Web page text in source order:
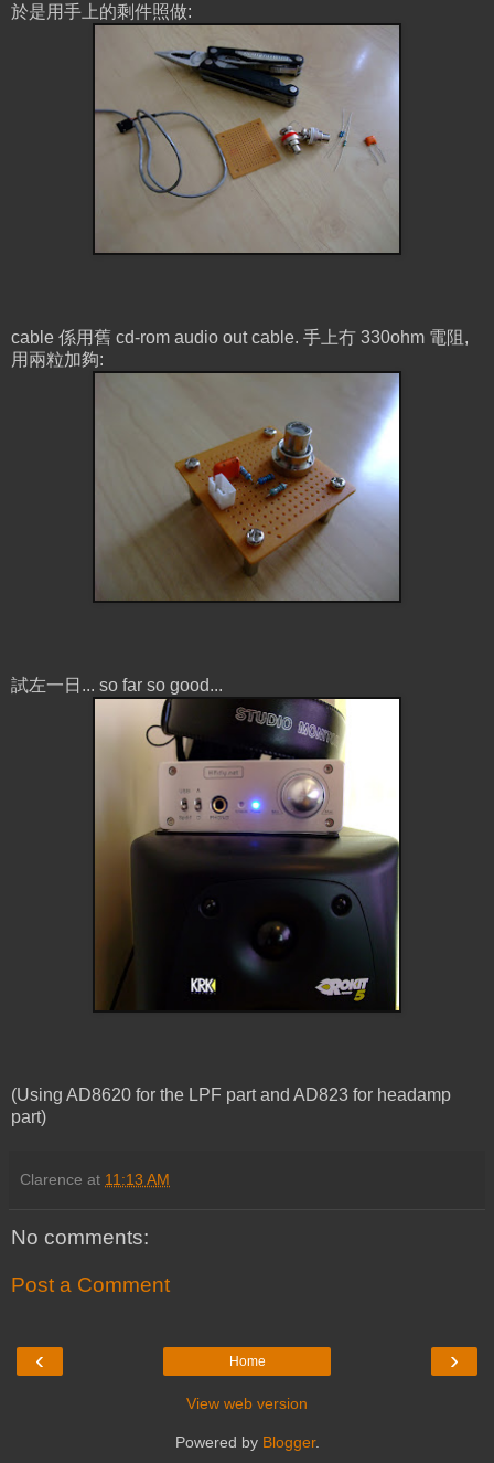
於是用手上的剩件照做:
cable 係用舊 cd-rom audio out cable. 手上冇 330ohm 電阻,
用兩粒加夠:
試左一日... so far so good...
(Using AD8620 for the LPF part and AD823 for headamp
part)
Clarence at 11:13 AM
No comments:
Post a Comment
‹ ›
Home
View web version
Powered by Blogger.